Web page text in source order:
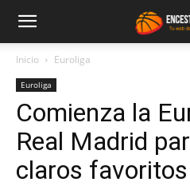
Inicio Euroliga
Euroliga
Comienza la
Real Madrid
claros favoritos